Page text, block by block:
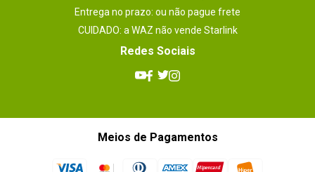
Entrega no prazo: ou não pague frete
CUIDADO: a WAZ não vende Starlink
Redes Sociais
Meios de Pagamentos